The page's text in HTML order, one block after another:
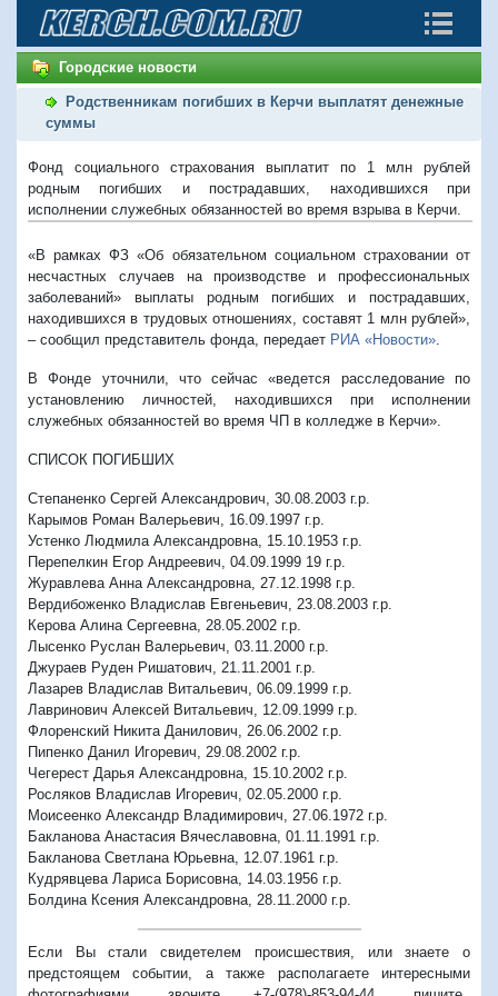
Городские новости
Родственникам погибших в Керчи выплатят денежные
суммы
Фонд социального страхования выплатит по 1 млн рублей
родным погибших и пострадавших, находившихся при
исполнении служебных обязанностей во время взрыва в Керчи.
«В рамках ФЗ «Об обязательном социальном страховании от
несчастных случаев на производстве и профессиональных
заболеваний» выплаты родным погибших и пострадавших,
находившихся в трудовых отношениях, составят 1 млн рублей»,
– сообщил представитель фонда, передает РИА «Новости»
В Фонде уточнили, что сейчас «ведется расследование по
установлению личностей, находившихся при исполнении
служебных обязанностей во время ЧП в колледже в Керчи».
СПИСОК ПОГИБШИХ
Степаненко Сергей Александрович, 30.08.2003 г.р.
Карымов Роман Валерьевич, 16.09.1997 г.р.
Устенко Людмила Александровна, 15.10.1953 г.р.
Перепелкин Егор Андреевич, 04.09.1999 19 г.р.
Журавлева Анна Александровна, 27.12.1998 г.р.
Вердибоженко Владислав Евгеньевич, 23.08.2003 г.р.
Керова Алина Сергеевна, 28.05.2002 г.р.
Лысенко Руслан Валерьевич, 03.11.2000 г.р.
Джураев Руден Ришатович, 21.11.2001 г.р.
Лазарев Владислав Витальевич, 06.09.1999 г.р.
Лавринович Алексей Витальевич, 12.09.1999 г.р.
Флоренский Никита Данилович, 26.06.2002 г.р.
Пипенко Данил Игоревич, 29.08.2002 г.р.
Чегерест Дарья Александровна, 15.10.2002 г.р.
Росляков Владислав Игоревич, 02.05.2000 г.р.
Моисеенко Александр Владимирович, 27.06.1972 г.р.
Бакланова Анастасия Вячеславовна, 01.11.1991 г.р.
Бакланова Светлана Юрьевна, 12.07.1961 г.р.
Кудрявцева Лариса Борисовна, 14.03.1956 г.р.
Болдина Ксения Александровна, 28.11.2000 г.р.
Если Вы стали свидетелем происшествия, или знаете о
предстоящем событии, а также располагаете интересными